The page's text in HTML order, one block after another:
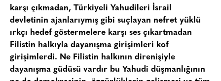
karşı çıkmadan, Türkiyeli Yahudileri İsrail
devletinin ajanlarıymış gibi suçlayan nefret yüklü
ırkçı hedef göstermelere karşı ses çıkartmadan
Filistin halkıyla dayanışma girişimleri kof
girişimlerdi. Ne Filistin halkının direnişiyle
dayanışma güdüsü vardır bu Yahudi düşmanlığının